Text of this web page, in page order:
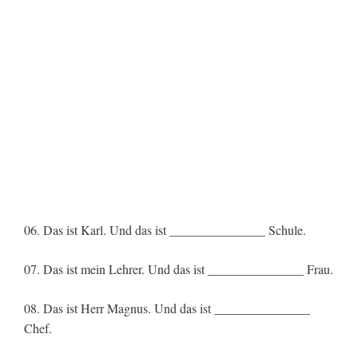
06. Das ist Karl. Und das ist _______________ Schule.
07. Das ist mein Lehrer. Und das ist _______________ Frau.
08. Das ist Herr Magnus. Und das ist _______________
Chef.